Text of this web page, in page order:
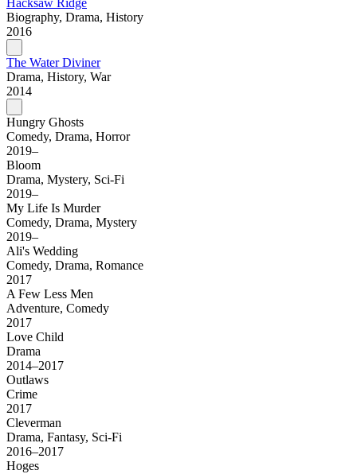
Hacksaw Ridge
Biography, Drama, History
2016
The Water Diviner
Drama, History, War
2014
Hungry Ghosts
Comedy, Drama, Horror
2019–
Bloom
Drama, Mystery, Sci-Fi
2019–
My Life Is Murder
Comedy, Drama, Mystery
2019–
Ali's Wedding
Comedy, Drama, Romance
2017
A Few Less Men
Adventure, Comedy
2017
Love Child
Drama
2014–2017
Outlaws
Crime
2017
Cleverman
Drama, Fantasy, Sci-Fi
2016–2017
Hoges